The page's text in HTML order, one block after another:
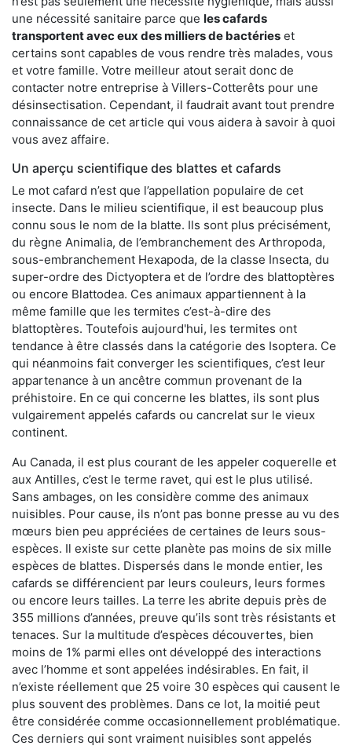
une nécessité sanitaire parce que les cafards
transportent avec eux des milliers de bactéries et
certains sont capables de vous rendre très malades, vous
et votre famille. Votre meilleur atout serait donc de
contacter notre entreprise à Villers-Cotterêts pour une
désinsectisation. Cependant, il faudrait avant tout prendre
connaissance de cet article qui vous aidera à savoir à quoi
vous avez affaire.
Un aperçu scientifique des blattes et cafards
Le mot cafard n’est que l’appellation populaire de cet
insecte. Dans le milieu scientifique, il est beaucoup plus
connu sous le nom de la blatte. Ils sont plus précisément,
du règne Animalia, de l’embranchement des Arthropoda,
sous-embranchement Hexapoda, de la classe Insecta, du
super-ordre des Dictyoptera et de l’ordre des blattoptères
ou encore Blattodea. Ces animaux appartiennent à la
même famille que les termites c’est-à-dire des
blattoptères. Toutefois aujourd'hui, les termites ont
tendance à être classés dans la catégorie des Isoptera. Ce
qui néanmoins fait converger les scientifiques, c’est leur
appartenance à un ancêtre commun provenant de la
préhistoire. En ce qui concerne les blattes, ils sont plus
vulgairement appelés cafards ou cancrelat sur le vieux
continent.
Au Canada, il est plus courant de les appeler coquerelle et
aux Antilles, c’est le terme ravet, qui est le plus utilisé.
Sans ambages, on les considère comme des animaux
nuisibles. Pour cause, ils n’ont pas bonne presse au vu des
mœurs bien peu appréciées de certaines de leurs sous-
espèces. Il existe sur cette planète pas moins de six mille
espèces de blattes. Dispersés dans le monde entier, les
cafards se différencient par leurs couleurs, leurs formes
ou encore leurs tailles. La terre les abrite depuis près de
355 millions d’années, preuve qu’ils sont très résistants et
tenaces. Sur la multitude d’espèces découvertes, bien
moins de 1% parmi elles ont développé des interactions
avec l’homme et sont appelées indésirables. En fait, il
n’existe réellement que 25 voire 30 espèces qui causent le
plus souvent des problèmes. Dans ce lot, la moitié peut
être considérée comme occasionnellement problématique.
Ces derniers qui sont vraiment nuisibles sont appelés